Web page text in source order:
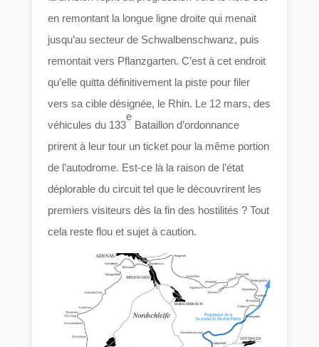
en remontant la longue ligne droite qui menait
jusqu’au secteur de Schwalbenschwanz, puis
remontait vers Pflanzgarten. C’est à cet endroit
qu’elle quitta définitivement la piste pour filer
vers sa cible désignée, le Rhin. Le 12 mars, des
véhicules du 133
e
Bataillon d’ordonnance
prirent à leur tour un ticket pour la même portion
de l’autodrome. Est-ce là la raison de l’état
déplorable du circuit tel que le découvrirent les
premiers visiteurs dès la fin des hostilités ? Tout
cela reste flou et sujet à caution.